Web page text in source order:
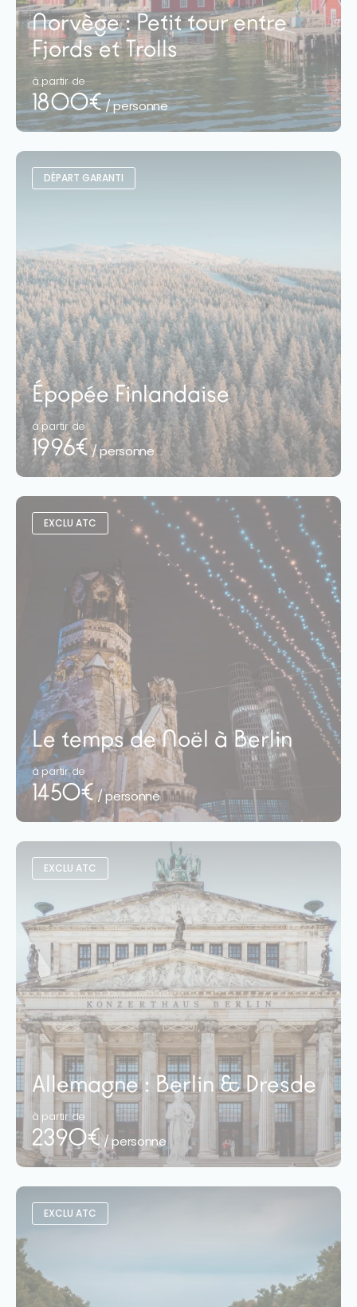
Norvège : Petit tour entre
Fjords et Trolls
à partir de
1800€/ personne
DÉPART GARANTI
Épopée Finlandaise
à partir de
1996€/ personne
EXCLU ATC
Le temps de Noël à Berlin
à partir de
1450€/ personne
EXCLU ATC
Allemagne : Berlin & Dresde
à partir de
2390€ / personne
EXCLU ATC